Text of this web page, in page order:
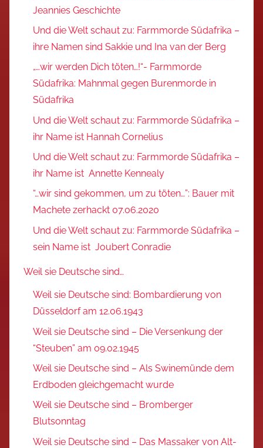
Jeannies Geschichte
Und die Welt schaut zu: Farmmorde Südafrika –
ihre Namen sind Sakkie und Ina van der Berg
„…wir werden Dich töten…!“- Farmmorde
Südafrika: Mahnmal gegen Burenmorde in
Südafrika
Und die Welt schaut zu: Farmmorde Südafrika –
ihr Name ist Hannah Cornelius
Und die Welt schaut zu: Farmmorde Südafrika –
ihr Name ist Annette Kennealy
“…wir sind gekommen, um zu töten…”: Bauer mit
Machete zerhackt 07.06.2020
Und die Welt schaut zu: Farmmorde Südafrika –
sein Name ist Joubert Conradie
Weil sie Deutsche sind…
Weil sie Deutsche sind: Bombardierung von
Düsseldorf am 12.06.1943
Weil sie Deutsche sind – Die Versenkung der
“Steuben” am 09.02.1945
Weil sie Deutsche sind – Als Swinemünde dem
Erdboden gleichgemacht wurde
Weil sie Deutsche sind – Bromberger
Blutsonntag
Weil sie Deutsche sind – Das Massaker von Alt-